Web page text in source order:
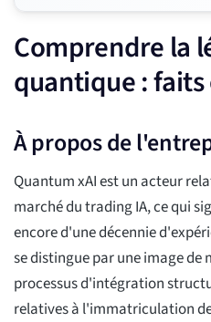
Comprendre la
quantique :
À propos de
Quantum xAI est un acteur
marché du trading IA, ce qui
encore d'une décennie
se distingue par une image de
processus d'intégration
relatives à l'immatriculation